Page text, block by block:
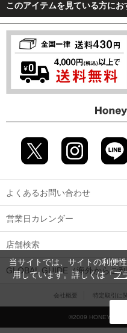
このアイテムを見ている方にお
よくあるお問い合わせ
営業日カレンダー
店舗検索
GLOBAL GUIDE（海外からご
会社概要 特定取引に
©2009 HONEYS
当サイトでは、サイトの利便
用しています。詳しくは「プ